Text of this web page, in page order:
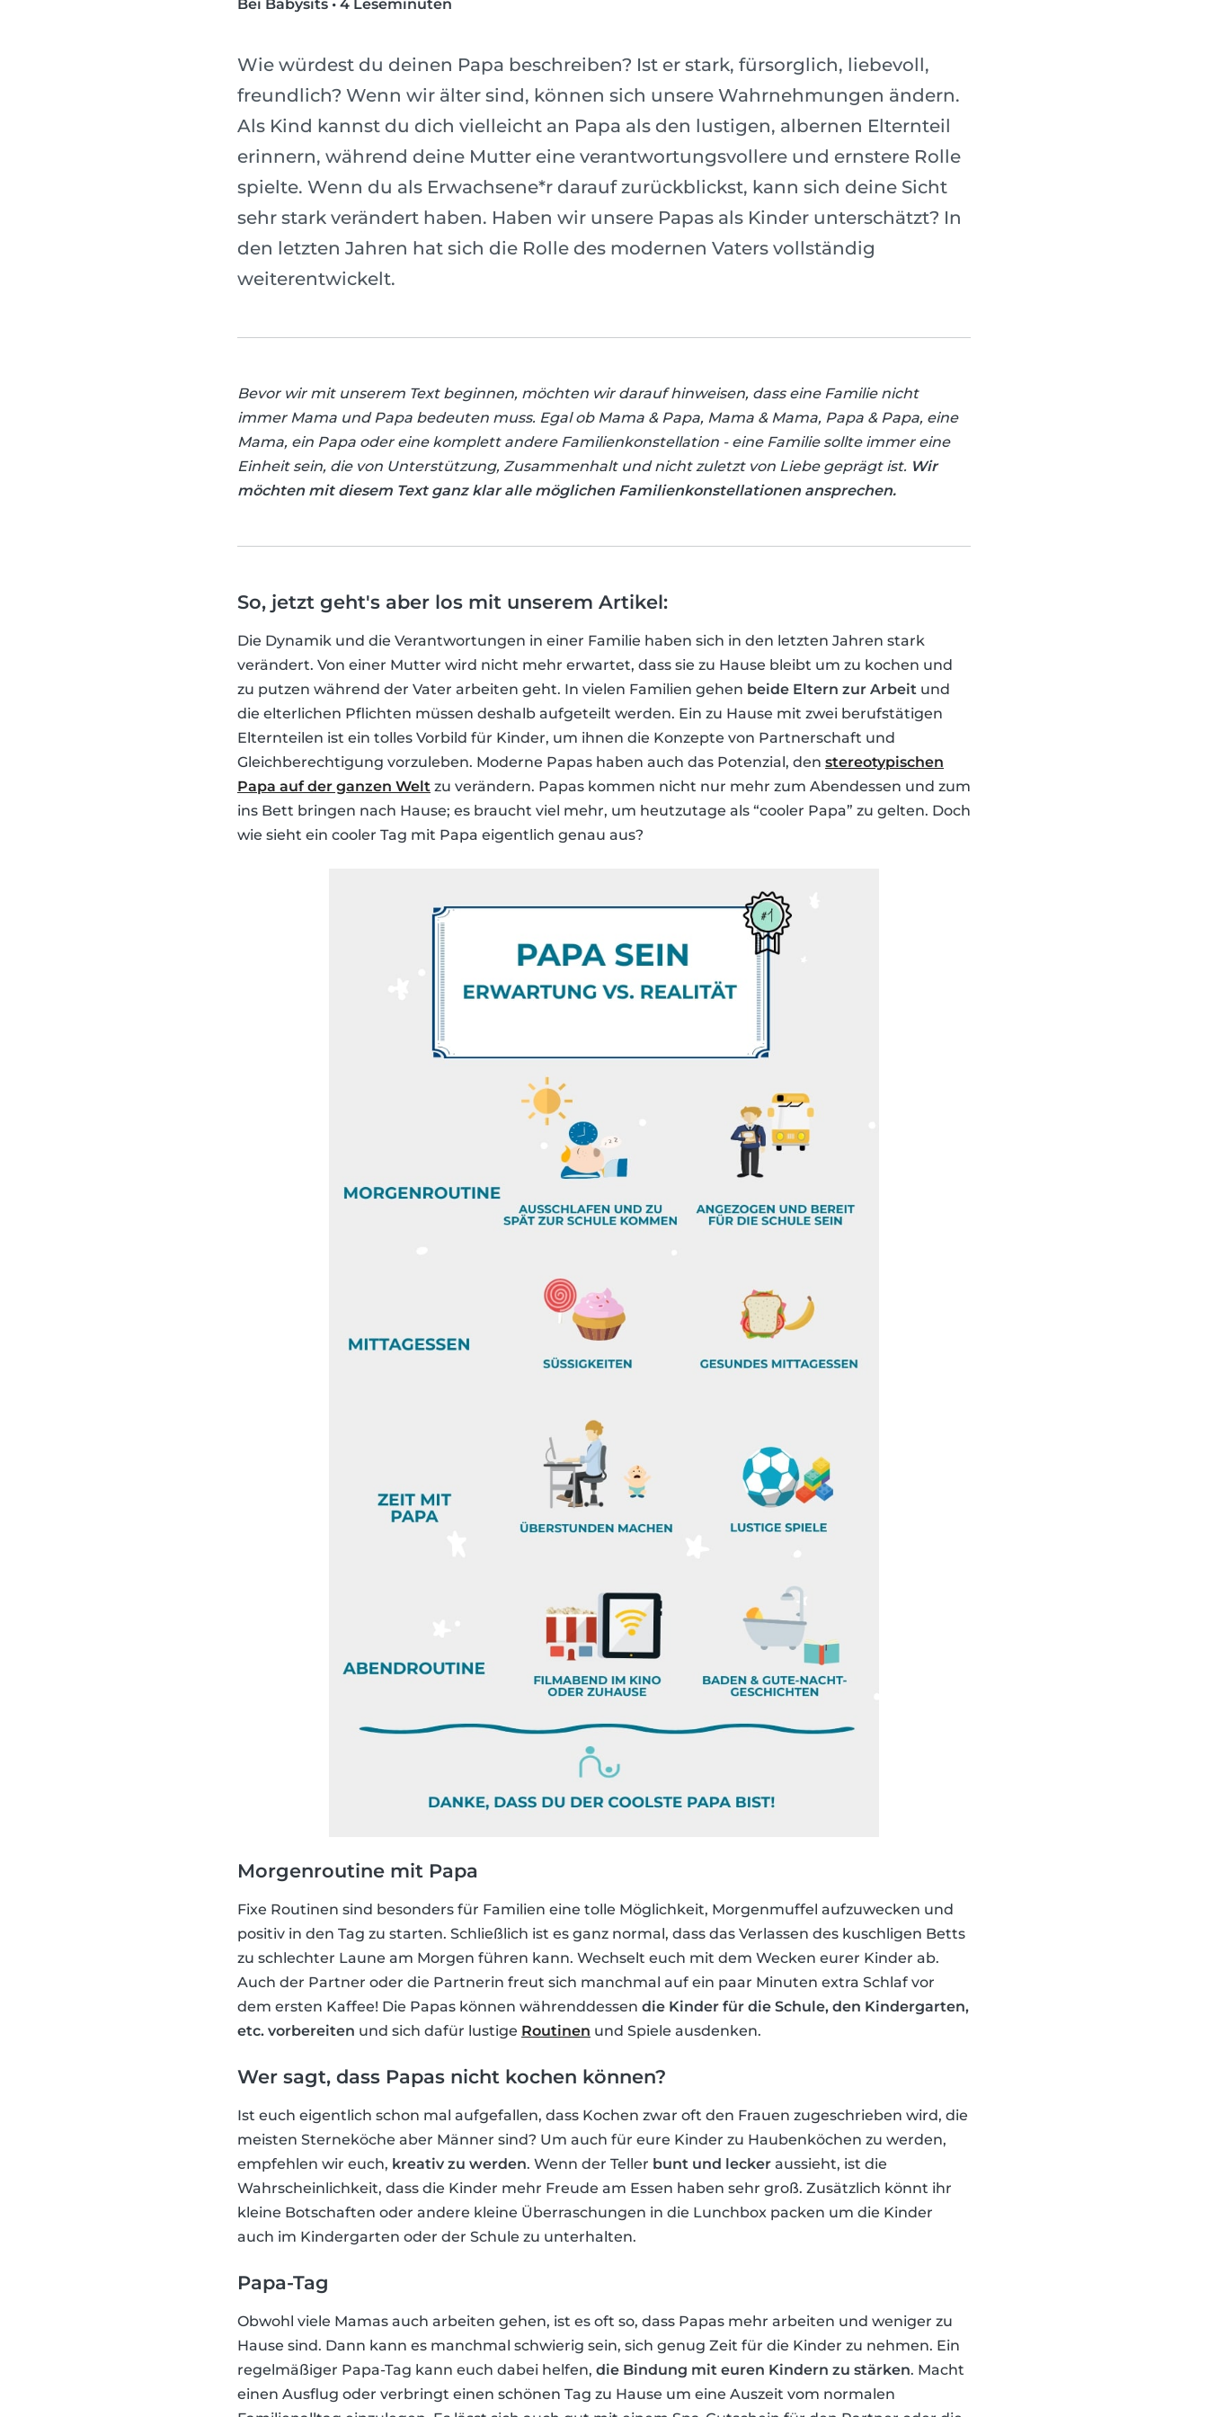
Bei Babysits • 4 Leseminuten
Wie würdest du deinen Papa beschreiben? Ist er stark, fürsorglich, liebevoll,
freundlich? Wenn wir älter sind, können sich unsere Wahrnehmungen ändern.
Als Kind kannst du dich vielleicht an Papa als den lustigen, albernen Elternteil
erinnern, während deine Mutter eine verantwortungsvollere und ernstere Rolle
spielte. Wenn du als Erwachsene*r darauf zurückblickst, kann sich deine Sicht
sehr stark verändert haben. Haben wir unsere Papas als Kinder unterschätzt? In
den letzten Jahren hat sich die Rolle des modernen Vaters vollständig
weiterentwickelt.
Bevor wir mit unserem Text beginnen, möchten wir darauf hinweisen, dass eine Familie nicht
immer Mama und Papa bedeuten muss. Egal ob Mama & Papa, Mama & Mama, Papa & Papa, eine
Mama, ein Papa oder eine komplett andere Familienkonstellation - eine Familie sollte immer eine
Einheit sein, die von Unterstützung, Zusammenhalt und nicht zuletzt von Liebe geprägt ist. Wir
möchten mit diesem Text ganz klar alle möglichen Familienkonstellationen ansprechen.
So, jetzt geht's aber los mit unserem Artikel:
Die Dynamik und die Verantwortungen in einer Familie haben sich in den letzten Jahren stark
verändert. Von einer Mutter wird nicht mehr erwartet, dass sie zu Hause bleibt um zu kochen und
zu putzen während der Vater arbeiten geht. In vielen Familien gehen beide Eltern zur Arbeit und
die elterlichen Pflichten müssen deshalb aufgeteilt werden. Ein zu Hause mit zwei berufstätigen
Elternteilen ist ein tolles Vorbild für Kinder, um ihnen die Konzepte von Partnerschaft und
Gleichberechtigung vorzuleben. Moderne Papas haben auch das Potenzial, den stereotypischen
Papa auf der ganzen Welt zu verändern. Papas kommen nicht nur mehr zum Abendessen und zum
ins Bett bringen nach Hause; es braucht viel mehr, um heutzutage als “cooler Papa” zu gelten. Doch
wie sieht ein cooler Tag mit Papa eigentlich genau aus?
Morgenroutine mit Papa
Fixe Routinen sind besonders für Familien eine tolle Möglichkeit, Morgenmuffel aufzuwecken und
positiv in den Tag zu starten. Schließlich ist es ganz normal, dass das Verlassen des kuschligen Betts
zu schlechter Laune am Morgen führen kann. Wechselt euch mit dem Wecken eurer Kinder ab.
Auch der Partner oder die Partnerin freut sich manchmal auf ein paar Minuten extra Schlaf vor
dem ersten Kaffee! Die Papas können währenddessen die Kinder für die Schule, den Kindergarten,
etc. vorbereiten und sich dafür lustige Routinen und Spiele ausdenken.
Wer sagt, dass Papas nicht kochen können?
Ist euch eigentlich schon mal aufgefallen, dass Kochen zwar oft den Frauen zugeschrieben wird, die
meisten Sterneköche aber Männer sind? Um auch für eure Kinder zu Haubenköchen zu werden,
empfehlen wir euch, kreativ zu werden. Wenn der Teller bunt und lecker aussieht, ist die
Wahrscheinlichkeit, dass die Kinder mehr Freude am Essen haben sehr groß. Zusätzlich könnt ihr
kleine Botschaften oder andere kleine Überraschungen in die Lunchbox packen um die Kinder
auch im Kindergarten oder der Schule zu unterhalten.
Papa-Tag
Obwohl viele Mamas auch arbeiten gehen, ist es oft so, dass Papas mehr arbeiten und weniger zu
Hause sind. Dann kann es manchmal schwierig sein, sich genug Zeit für die Kinder zu nehmen. Ein
regelmäßiger Papa-Tag kann euch dabei helfen, die Bindung mit euren Kindern zu stärken. Macht
einen Ausflug oder verbringt einen schönen Tag zu Hause um eine Auszeit vom normalen